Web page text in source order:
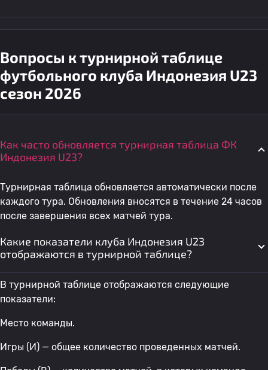
Вопросы к турнирной таблице
футбольного клуба Индонезия U23
сезон 2026
Как часто обновляется турнирная таблица ФК
Индонезия U23?
Турнирная таблица обновляется автоматически после
каждого тура. Обновления вносятся в течение 24 часов
после завершения всех матчей тура.
Какие показатели клуба Индонезия U23
отображаются в турнирной таблице?
В турнирной таблице отображаются следующие
показатели:
Место команды.
Игры (И) — общее количество проведенных матчей.